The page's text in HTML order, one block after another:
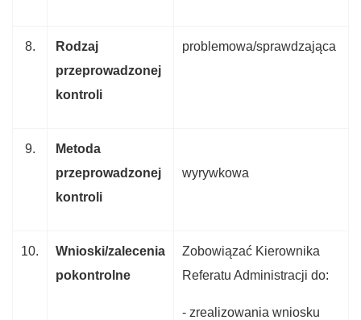
8.
Rodzaj
przeprowadzonej
kontroli
problemowa/sprawdzająca
9.
Metoda
przeprowadzonej
kontroli
wyrywkowa
10.
Wnioski/zalecenia
pokontrolne
Zobowiązać Kierownika
Referatu Administracji do:
- zrealizowania wniosku